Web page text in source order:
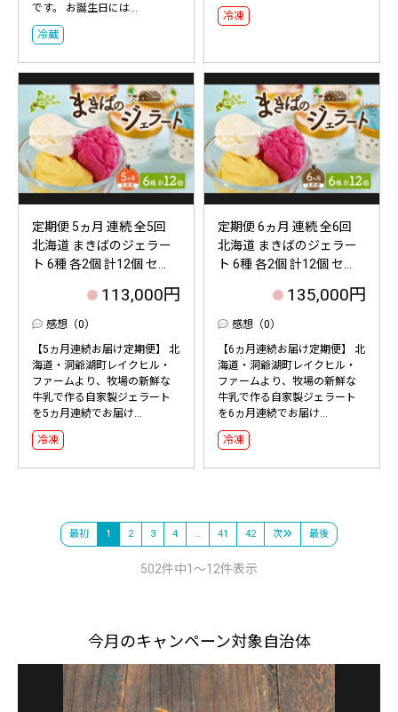
です。 お誕生日には...
冷蔵
冷凍
定期便 5ヵ月 連続 全5回
北海道 まきばのジェラー
ト 6種 各2個 計12個 セ...
113,000円
感想（0）
【5ヵ月連続お届け定期便】 北
海道・洞爺湖町レイクヒル・
ファームより、牧場の新鮮な
牛乳で作る自家製ジェラート
を5ヵ月連続でお届け...
冷凍
定期便 6ヵ月 連続 全6回
北海道 まきばのジェラー
ト 6種 各2個 計12個 セ...
135,000円
感想（0）
【6ヵ月連続お届け定期便】 北
海道・洞爺湖町レイクヒル・
ファームより、牧場の新鮮な
牛乳で作る自家製ジェラート
を6ヵ月連続でお届け...
冷凍
最初 1 2 3 4 … 41 42 次 最後
502件中1～12件表示
今月のキャンペーン対象自治体